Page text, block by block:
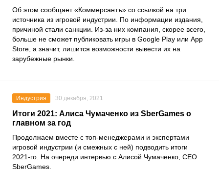
Об этом сообщает «Коммерсантъ» со ссылкой на три
источника из игровой индустрии. По информации издания,
причиной стали санкции. Из-за них компания, скорее всего,
больше не сможет публиковать игры в Google Play или App
Store, а значит, лишится возможности вывести их на
зарубежные рынки.
Индустрия 30 декабря, 2021
Итоги 2021: Алиса Чумаченко из SberGames о
главном за год
Продолжаем вместе с топ-менеджерами и экспертами
игровой индустрии (и смежных с ней) подводить итоги
2021-го. На очереди интервью с Алисой Чумаченко , CEO
SberGames